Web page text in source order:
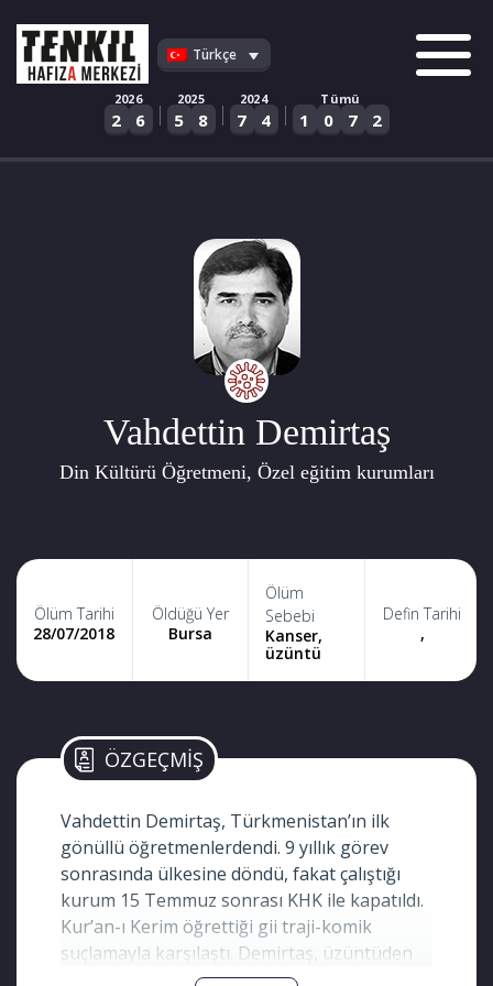
content
Türkçe
2026
2 6 |
2025
5 8 |
2024
7 4 |
Tümü
1 0 7 2
Vahdettin Demirtaş
Din Kültürü Öğretmeni, Özel eğitim kurumları
Ölüm Tarihi
28/07/2018
Öldüğü Yer
Bursa
Ölüm
Sebebi
Kanser,
üzüntü
Defin Tarihi
,
ÖZGEÇMİŞ
Vahdettin Demirtaş, Türkmenistan’ın ilk
gönüllü öğretmenlerdendi. 9 yıllık görev
sonrasında ülkesine döndü, fakat çalıştığı
kurum 15 Temmuz sonrası KHK ile kapatıldı.
Kur’an-ı Kerim öğrettiği gii traji-komik
suçlamayla karşılaştı. Demirtaş, üzüntüden
kansere yakalandı. Hakkındaki yakalama